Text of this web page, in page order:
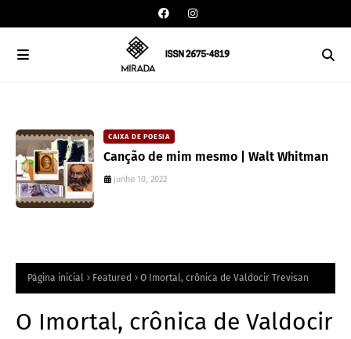
CAIXA DE POESIA
Canção de mim mesmo | Walt Whitman
junho 10, 2022
Página inicial Featured O Imortal, crônica de Valdocir Trevisan
O Imortal, crônica de Valdocir